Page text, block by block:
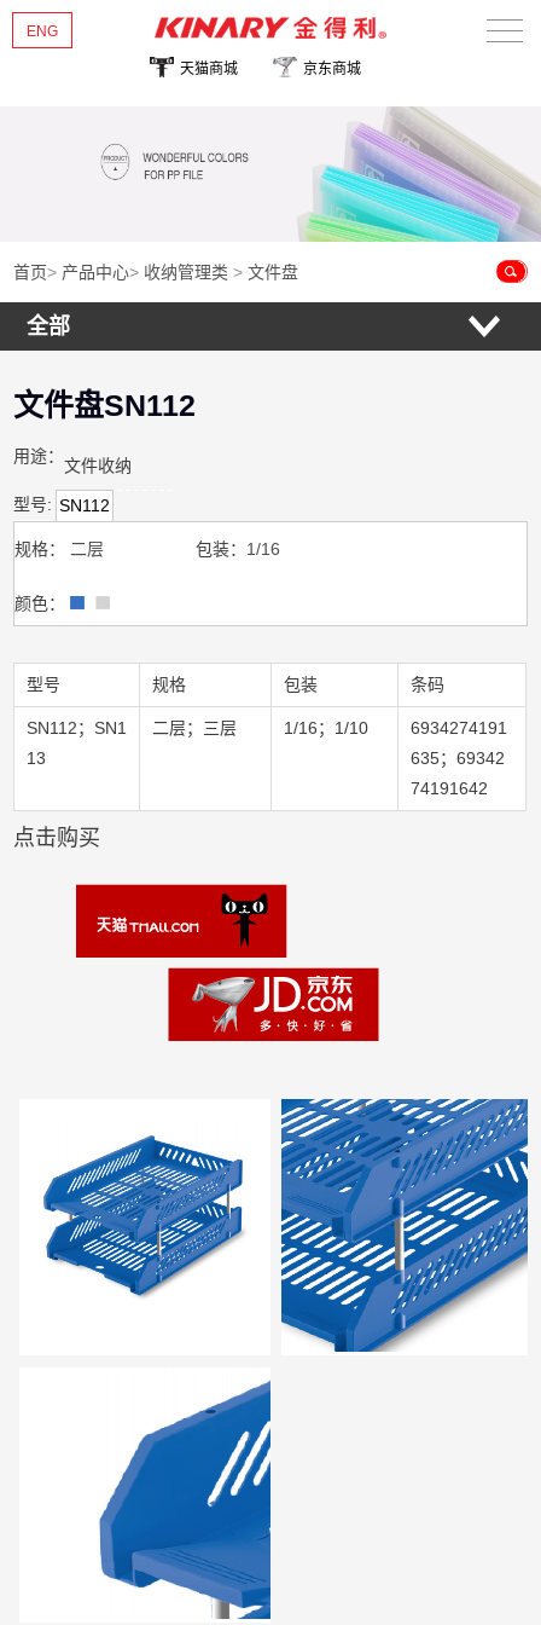
ENG
天猫商城 京东商城
关于金得利
热销新品
新闻资讯
首页> 产品中心> 收纳管理类 >文件盘
全部
文件盘SN112
用途：文件收纳
型号: SN112
规格：二层 包装： 1/16
颜色：
型号 规格 包装 条码
SN112；SN1
13
二层；三层 1/16；1/10
6934274191
635；69342
74191642
点击购买